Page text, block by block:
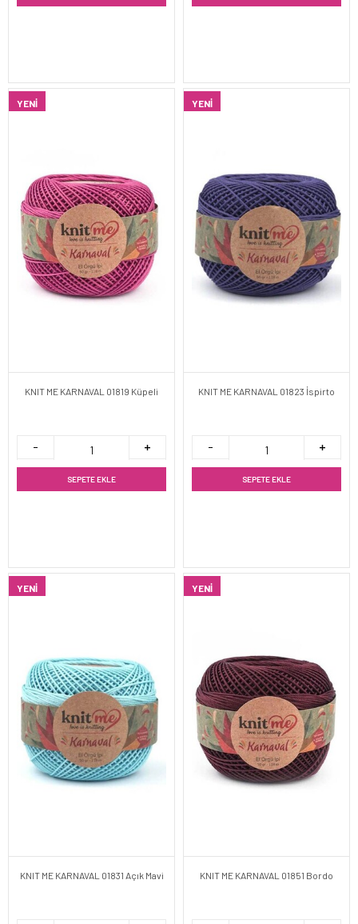
YENI
KNIT ME KARNAVAL 01819 Küpeli
SEPETE EKLE
YENI
KNIT ME KARNAVAL 01823 İspirto
SEPETE EKLE
YENI
KNIT ME KARNAVAL 01831 Açık Mavi
YENI
KNIT ME KARNAVAL 01851 Bordo